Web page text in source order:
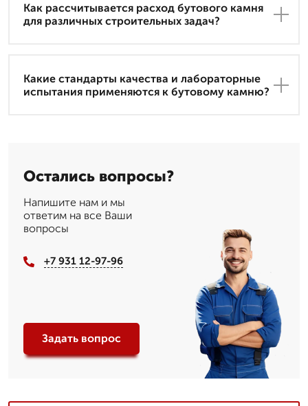
Как рассчитывается расход бутового камня
для различных строительных задач?
Какие стандарты качества и лабораторные
испытания применяются к бутовому камню?
Остались вопросы?
Напишите нам и мы
ответим на все Ваши
вопросы
+7 931 12-97-96
Задать вопрос